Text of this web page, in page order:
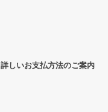
詳しいお支払方法のご案内